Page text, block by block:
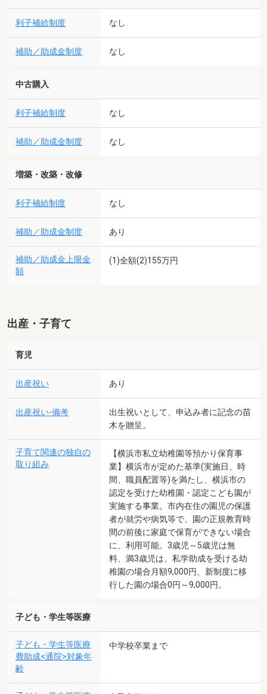
利子補給制度 なし
補助／助成金制度 なし
中古購入
利子補給制度 なし
補助／助成金制度 なし
増築・改築・改修
利子補給制度 なし
補助／助成金制度 あり
補助／助成金上限金
額
(1)全額(2)155万円
出産・子育て
育児
出産祝い あり
出産祝い-備考
出生祝いとして、申込み者に記念の苗
木を贈呈。
子育て関連の独自の
取り組み
【横浜市私立幼稚園等預かり保育事
業】横浜市が定めた基準(実施日、時
間、職員配置等)を満たし、横浜市の
認定を受けた幼稚園・認定こども園が
実施する事業。市内在住の園児の保護
者が就労や病気等で、園の正規教育時
間の前後に家庭で保育ができない場合
に、利用可能。3歳児～5歳児は無
料、満3歳児は、私学助成を受ける幼
稚園の場合月額9,000円、新制度に移
行した園の場合0円～9,000円。
子ども・学生等医療
子ども・学生等医療
費助成<通院>対象年
齢
中学校卒業まで